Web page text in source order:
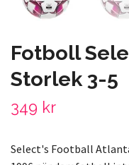
Fotboll
Storlek 3-5
349 kr
Select's Football